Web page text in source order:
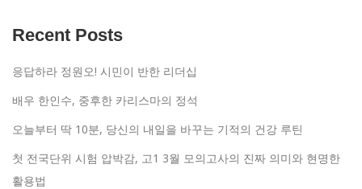
Recent Posts
응답하라 정원오! 시민이 반한 리더십
배우 한인수, 중후한 카리스마의 정석
오늘부터 딱 10분, 당신의 내일을 바꾸는 기적의 건강 루틴
첫 전국단위 시험 압박감, 고1 3월 모의고사의 진짜 의미와 현명한
활용법